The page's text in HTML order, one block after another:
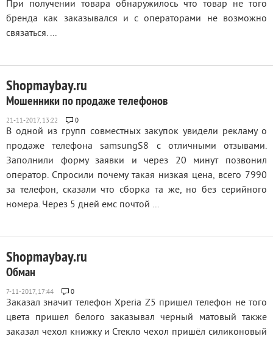
При получении товара обнаружилось что товар не того
бренда как заказывался и с операторами не возможно
связаться. ...
Shopmaybay.ru
Мошенники по продаже телефонов
0
В одной из групп совместных закупок увидели рекламу о
продаже телефона samsungS8 с отличными отзывами.
Заполнили форму заявки и через 20 минут позвонил
оператор. Спросили почему такая низкая цена, всего 7990
за телефон, сказали что сборка та же, но без серийного
номера. Через 5 дней емс почтой ...
Shopmaybay.ru
Обман
0
Заказал значит телефон Xperia Z5 пришел телефон не того
цвета пришел белого заказывал черный матовый также
заказал чехол книжку и Стекло чехол пришёл силиконовый